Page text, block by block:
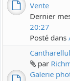
Vente
Dernier
20:27
Posté dans
par
Galerie